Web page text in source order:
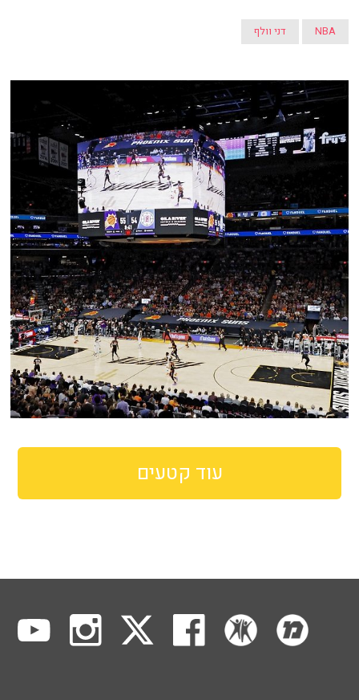
NBA דני וולף
עוד קטעים